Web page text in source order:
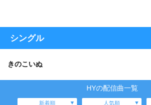
シングル
きのこいぬ
HYの配信曲一覧
新着順 人気順